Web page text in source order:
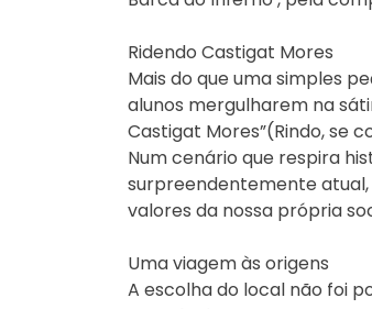
Ridendo Castigat Mores
Mais do que uma simples
alunos mergulharem na
Castigat Mores”(Rindo, se
Num cenário que respira
surpreendentemente
valores da nossa própria
Uma viagem às origens
A escolha do local não foi